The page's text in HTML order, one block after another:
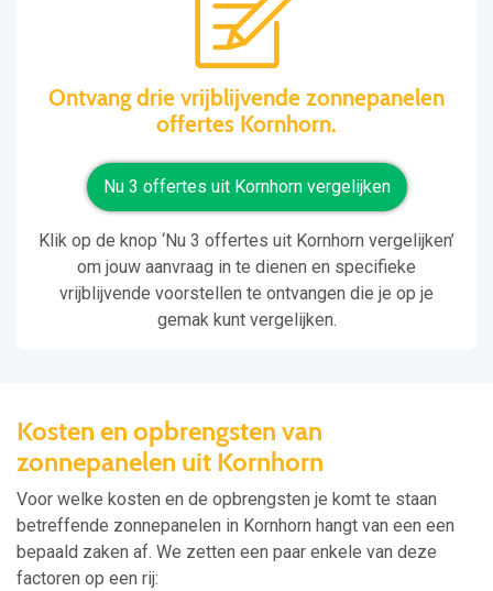
Ontvang drie vrijblijvende zonnepanelen
offertes Kornhorn.
Nu 3 offertes uit Kornhorn vergelijken
Klik op de knop ‘Nu 3 offertes uit Kornhorn vergelijken’
om jouw aanvraag in te dienen en specifieke
vrijblijvende voorstellen te ontvangen die je op je
gemak kunt vergelijken.
Kosten en opbrengsten van
zonnepanelen uit Kornhorn
Voor welke kosten en de opbrengsten je komt te staan
betreffende zonnepanelen in Kornhorn hangt van een een
bepaald zaken af. We zetten een paar enkele van deze
factoren op een rij: